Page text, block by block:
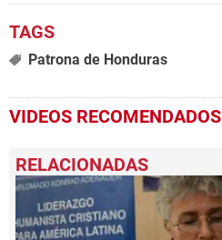
Patrona de Honduras
VIDEOS RECOMENDADOS